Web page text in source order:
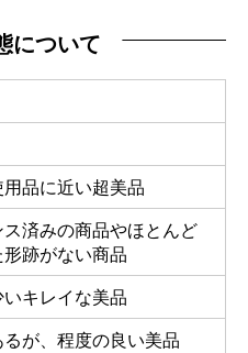
について
品に近い超美品
ス済みの商品やほとんど
跡がない商品
キレイな美品
が、程度の良い美品